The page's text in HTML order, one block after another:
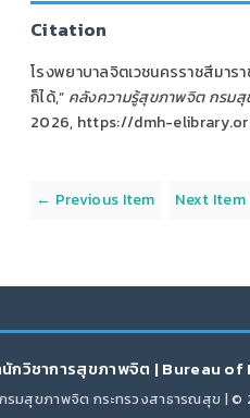
Citation
โรงพยาบาลจิตเวชนครราชสีมาร
ก็ได้,” คลังความรู้สุขภาพจิต กรม
2026, https://dmh-
← Previous Item Next
กวิชาการสุขภาพจิต | Bureau
รมสุขภาพจิต กระทรวงสาธารณสุข |